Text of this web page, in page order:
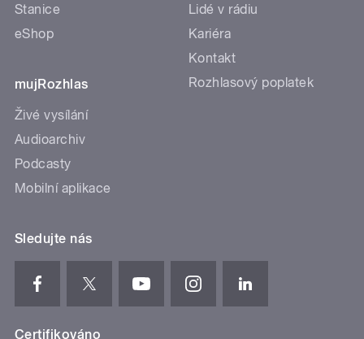
Stanice
eShop
mujRozhlas
Živé vysílání
Audioarchiv
Podcasty
Mobilní aplikace
Lidé v rádiu
Kariéra
Kontakt
Rozhlasový poplatek
Sledujte nás
Certifikováno